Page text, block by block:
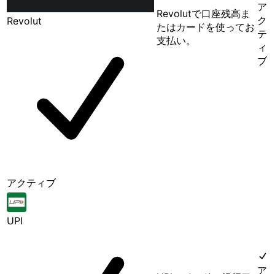
Revolut
アクティブ
Revolutで口座残高ま
たはカードを使ってお
支払い。
ア
ク
テ
ィ
ブ
UPI
ア